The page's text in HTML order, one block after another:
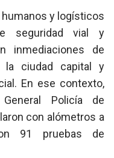
y logísticos
seguridad vial y
inmediaciones de
la ciudad capital y
En ese contexto,
Policía de
con alómetros a
91 pruebas de